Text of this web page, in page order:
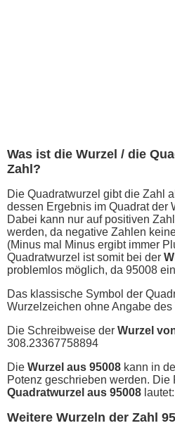
Was ist die Wurzel / die
Zahl?
Die Quadratwurzel gibt die Zahl
dessen Ergebnis im Quadrat der
Dabei kann nur auf positiven
werden, da negative Zahlen
(Minus mal Minus ergibt immer
Quadratwurzel ist somit bei der
problemlos möglich, da 95008
Das klassische Symbol der
Wurzelzeichen ohne Angabe
Die Schreibweise der Wurzel
308.23367758894
Die Wurzel aus 95008 kann in
Potenz geschrieben werden.
Quadratwurzel aus 95008
Weitere Wurzeln der Zahl